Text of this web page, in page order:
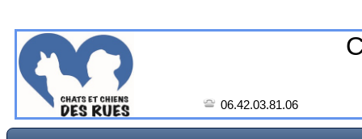
06.42.03.81.06